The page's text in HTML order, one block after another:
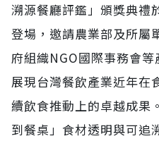
溯源餐廳評鑑」頒獎典禮
登場，邀請農業部及所屬
府組織NGO國際事務會等
展現台灣餐飲產業近年在
續飲食推動上的卓越成果
到餐桌」食材透明與可追